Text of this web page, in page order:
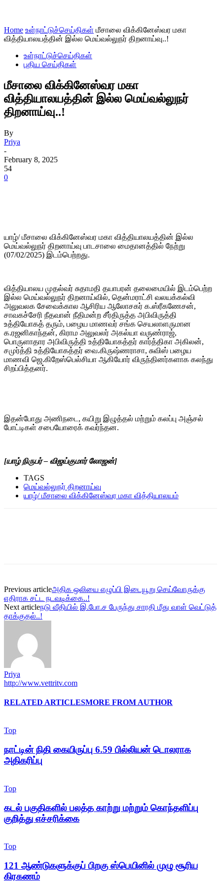
Home உள்நாட்டுச்செய்திகள் மீசாலை விக்கினேஸ்வர மகா
வித்தியாலயத்தின் இல்ல மெய்வல்லுநர் திறனாய்வு..!
உள்நாட்டுச்செய்திகள்
புதிய செய்திகள்
மீசாலை விக்கினேஸ்வர மகா
வித்தியாலயத்தின் இல்ல மெய்வல்லுநர்
திறனாய்வு..!
By
Priya
-
February 8, 2025
54
0
யாழ்/ மீசாலை விக்கினேஸ்வர மகா வித்தியாலயத்தின் இல்ல
மெய்வல்லுநர் திறனாய்வு பாடசாலை மைதானத்தில் நேற்று
(07/02/2025) இடம்பெற்றது.
வித்தியாலய முதல்வர் சுதாமதி தயாபரன் தலைமையில் இடம்பெற்ற
இல்ல மெய்வல்லுநர் திறனாய்வில், தென்மராட்சி வலயக்கல்வி
அலுவலக சேவைக்கால ஆசிரிய ஆலோசகர் க.ஸ்ரீகணேசன்,
சாவகச்சேரி நீதவான் நீதிமன்ற சீர்திருத்த அபிவிருத்தி
உத்தியோகத் தரும், பழைய மாணவர் சங்க செயலாளருமான
க.ரஜனிகாந்தன், கிராம அலுவலர் அகல்யா வருண்ராஜ்,
பொருளாதார அபிவிருத்தி உத்தியோகத்தர் கார்த்திகா அகிலன்,
சமுர்த்தி உத்தியோகத்தர் வை.கிருஷ்ணராசா, சுவிஸ் பழைய
மாணவி ஜெ.கிறேஸ்பெல்சியா ஆகியோர் விருந்தினர்களாக கலந்து
சிறப்பித்தனர்.
இதன்போது அணிநடை, கயிறு இழுத்தல் மற்றும் கலப்பு அஞ்சல்
போட்டிகள் சபையோரைக் கவர்ந்தன.
[யாழ் நிருபர்– விஜய்குமார் லோஜன்]
TAGS
மெய்வல்லுநர் திறனாய்வு
யாழ்/ மீசாலை விக்கினேஸ்வர மகா வித்தியாலயம்
Previous articleஅதிக ஒலியை எழுப்பி இடையூறு செய்வோருக்கு
எதிராக சட்ட நடவடிக்கை..!
Next articleநடு வீதியில் இ.போ.ச பேருந்து சாரதி மீது வாள் வெட்டுத்
தாக்குதல்..!
Priya
http://www.vettritv.com
RELATED ARTICLESMORE FROM AUTHOR
Top
நாட்டின் நிதி கையிருப்பு 6.59 பில்லியன் டொலராக
அதிகரிப்பு
Top
கடல் பகுதிகளில் பலத்த காற்று மற்றும் கொந்தளிப்பு
குறித்து எச்சரிக்கை
Top
121 ஆண்டுகளுக்குப் பிறகு ஸ்பெயினில் முழு சூரிய
கிரகணம்